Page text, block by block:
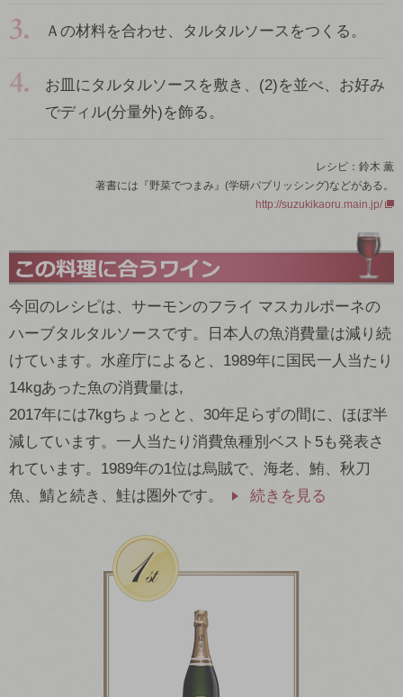
Ａの材料を合わせ、タルタルソースをつくる。
お皿にタルタルソースを敷き、(2)を並べ、お好み
でディル(分量外)を飾る。
レシピ：鈴木 薫
著書には『野菜でつまみ』(学研パブリッシング)などがある。
http://suzukikaoru.main.jp/
今回のレシピは、サーモンのフライ マスカルポーネの
ハーブタルタルソースです。日本人の魚消費量は減り続
けています。水産庁によると、1989年に国民一人当たり
14kgあった魚の消費量は,
2017年には7kgちょっとと、30年足らずの間に、ほぼ半
減しています。一人当たり消費魚種別ベスト5も発表さ
れています。1989年の1位は烏賊で、海老、鮪、秋刀
魚、鯖と続き、鮭は圏外です。
続きを見る